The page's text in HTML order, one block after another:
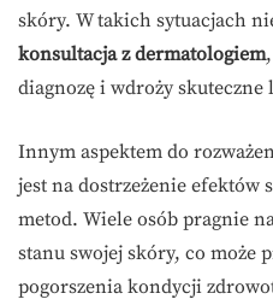
skóry. W takich sytuacjach
konsultacja z dermatologiem
diagnozę i wdroży skuteczne
Innym aspektem do
jest na dostrzeżenie efektów
metod. Wiele osób pragnie
stanu swojej skóry, co może
pogorszenia kondycji